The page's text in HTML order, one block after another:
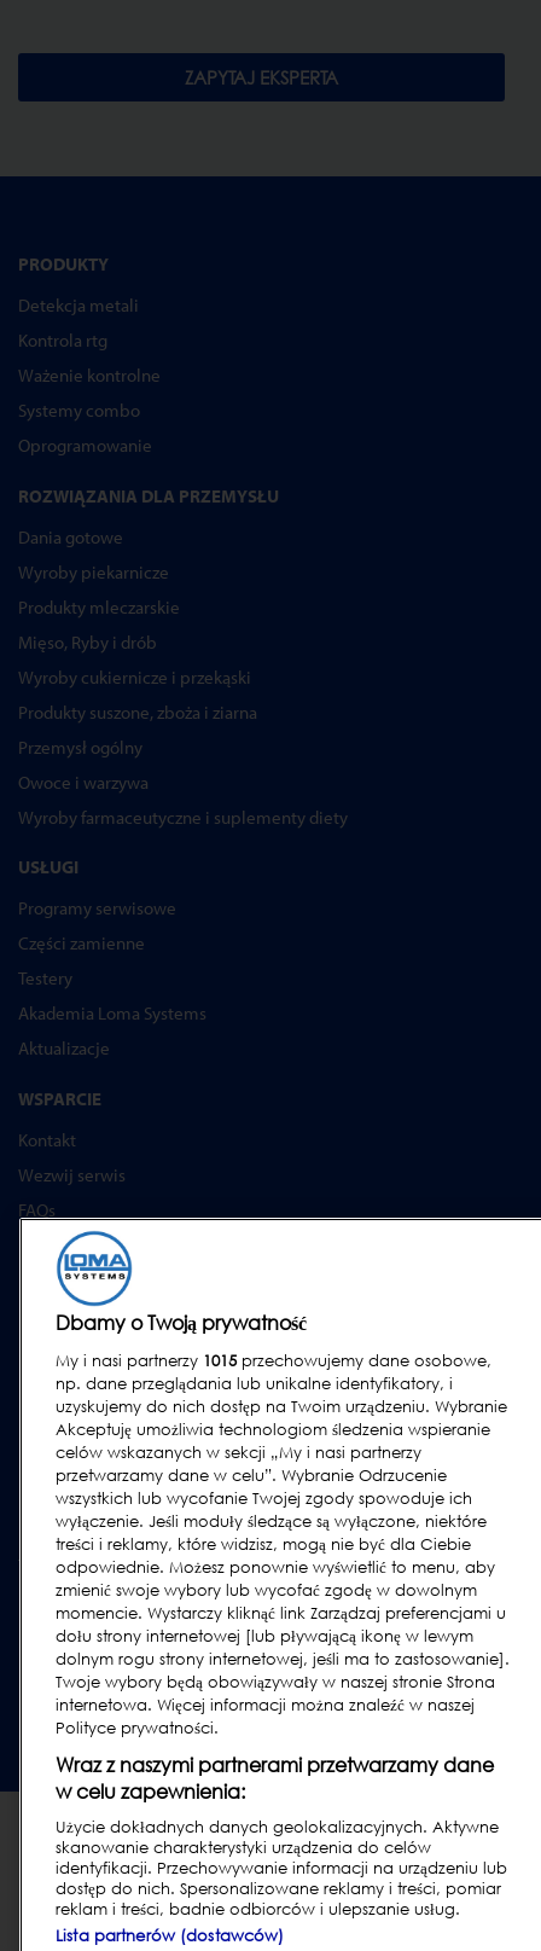
ZAPYTAJ EKSPERTA
PRODUKTY
Detekcja metali
Kontrola rtg
Ważenie kontrolne
Systemy combo
Oprogramowanie
ROZWIĄZANIA DLA PRZEMYSŁU
Dania gotowe
Wyroby piekarnicze
Produkty mleczarskie
Mięso, Ryby i drób
Wyroby cukiernicze i przekąski
Produkty suszone, zboża i ziarna
Przemysł ogólny
Owoce i warzywa
Wyroby farmaceutyczne i suplementy diety
USŁUGI
Programy serwisowe
Części zamienne
Testery
Akademia Loma Systems
Aktualizacje
WSPARCIE
Kontakt
Wezwij serwis
FAQs
Instrukcje obsługi
Poradniki
Urządzenia lock & cintex
Subscribe to our Newsletter
Polityka prywatności i ciasteczka|Nota prawna|Warunki
korzystania - klienci
| Warunki korzystania - dostawcy
Modern
Slavery Act Transparency Statement
|Informacja zgodnie z Art. 32 c.
punkt 2 [Prawo Atomowe, Dz. U. nr 1792 z 2019 r.]
| Report Code of
Conduct Violation
Dbamy o Twoją prywatność
My i nasi partnerzy 1015przechowujemy dane osobowe,
np. dane przeglądania lub unikalne identyfikatory, i
uzyskujemy do nich dostęp na Twoim urządzeniu. Wybranie
Akceptuję umożliwia technologiom śledzenia wspieranie
celów wskazanych w sekcji „My i nasi partnerzy
przetwarzamy dane w celu”. Wybranie Odrzucenie
wszystkich lub wycofanie Twojej zgody spowoduje ich
wyłączenie. Jeśli moduły śledzące są wyłączone, niektóre
treści i reklamy, które widzisz, mogą nie być dla Ciebie
odpowiednie. Możesz ponownie wyświetlić to menu, aby
zmienić swoje wybory lub wycofać zgodę w dowolnym
momencie. Wystarczy kliknąć link Zarządzaj preferencjami u
dołu strony internetowej [lub pływającą ikonę w lewym
dolnym rogu strony internetowej, jeśli ma to zastosowanie].
Twoje wybory będą obowiązywały w naszej stronie Strona
internetowa. Więcej informacji można znaleźć w naszej
Polityce prywatności.
Wraz z naszymi partnerami przetwarzamy dane
w celu zapewnienia:
Użycie dokładnych danych geolokalizacyjnych. Aktywne
skanowanie charakterystyki urządzenia do celów
identyfikacji. Przechowywanie informacji na urządzeniu lub
dostęp do nich. Spersonalizowane reklamy i treści, pomiar
reklam i treści, badnie odbiorców i ulepszanie usług.
Lista partnerów (dostawców)